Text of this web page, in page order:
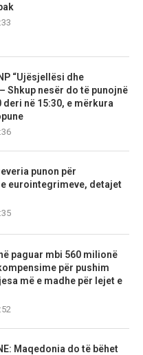
“Ujësjellësi dhe
Shkup nesër do të punojnë
deri në 15:30, e mërkura
punon për
eurointegrimeve, detajet
paguar mbi 560 milionë
për pushim
më e madhe për lejet e
Maqedonia do të bëhet